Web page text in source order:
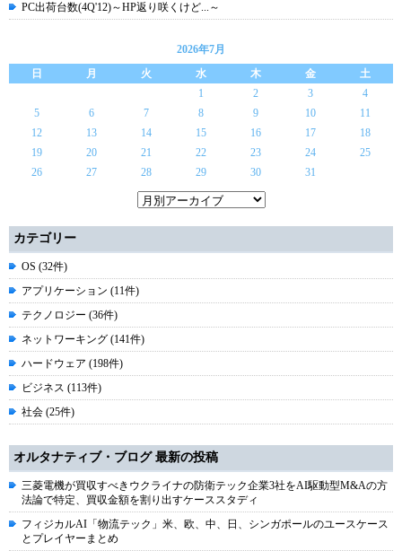
PC出荷台数(4Q'12)～HP返り咲くけど...～
2026年7月
日
月 火 水 木 金
土
1
2 3
4
5
6 7 8 9 10
11
12
13 14 15 16 17
18
19
20 21 22 23 24
25
26
27 28 29 30 31
カテゴリー
OS (32件)
アプリケーション (11件)
テクノロジー (36件)
ネットワーキング (141件)
ハードウェア (198件)
ビジネス (113件)
社会 (25件)
オルタナティブ・ブログ 最新の投稿
三菱電機が買収すべきウクライナの防衛テック企業3社をAI駆動型M&Aの方
法論で特定、買収金額を割り出すケーススタディ
フィジカルAI「物流テック」米、欧、中、日、シンガポールのユースケース
とプレイヤーまとめ